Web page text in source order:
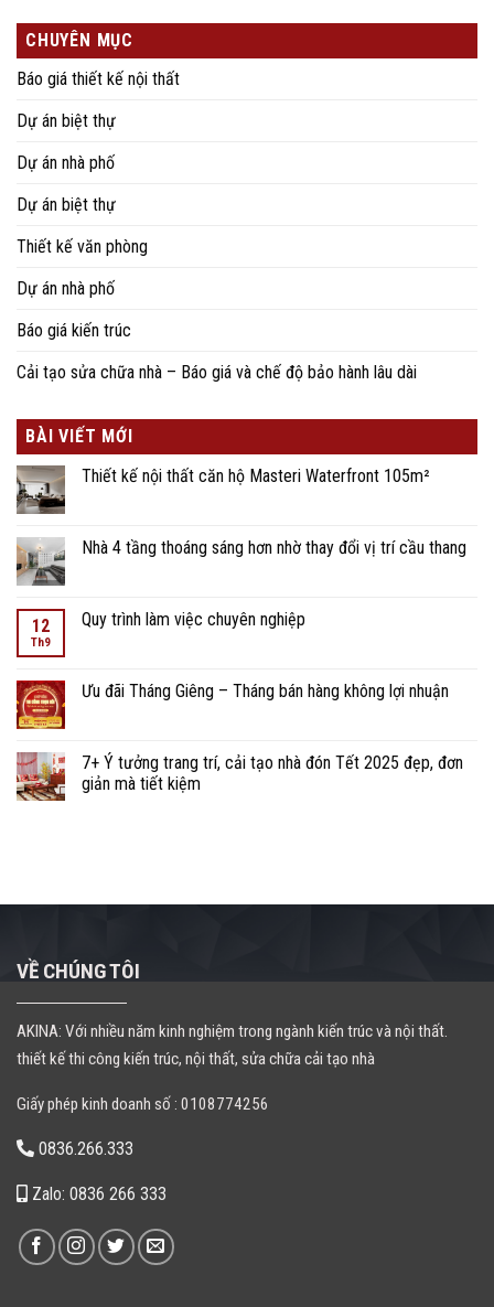
CHUYÊN MỤC
Báo giá thiết kế nội thất
Dự án biệt thự
Dự án nhà phố
Dự án biệt thự
Thiết kế văn phòng
Dự án nhà phố
Báo giá kiến trúc
Cải tạo sửa chữa nhà – Báo giá và chế độ bảo hành lâu dài
BÀI VIẾT MỚI
Thiết kế nội thất căn hộ Masteri Waterfront 105m²
Nhà 4 tầng thoáng sáng hơn nhờ thay đổi vị trí cầu thang
12
Th9
Quy trình làm việc chuyên nghiệp
Ưu đãi Tháng Giêng – Tháng bán hàng không lợi nhuận
7+ Ý tưởng trang trí, cải tạo nhà đón Tết 2025 đẹp, đơn
giản mà tiết kiệm
VỀ CHÚNG TÔI
AKINA: Với nhiều năm kinh nghiệm trong ngành kiến trúc và nội thất.
thiết kế thi công kiến trúc, nội thất, sửa chữa cải tạo nhà
Giấy phép kinh doanh số : 0108774256
0836.266.333
Zalo: 0836 266 333